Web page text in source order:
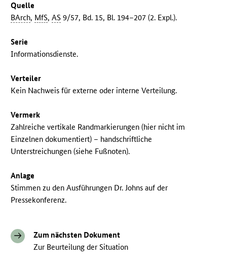
Quelle
BArch, MfS,AS 9/57, Bd. 15, Bl. 194–207 (2. Expl.).
Serie
Informationsdienste.
Verteiler
Kein Nachweis für externe oder interne Verteilung.
Vermerk
Zahlreiche vertikale Randmarkierungen (hier nicht im
Einzelnen dokumentiert) – handschriftliche
Unterstreichungen (siehe Fußnoten).
Anlage
Stimmen zu den Ausführungen Dr. Johns auf der
Pressekonferenz.
Zum nächsten Dokument
Zur Beurteilung der Situation